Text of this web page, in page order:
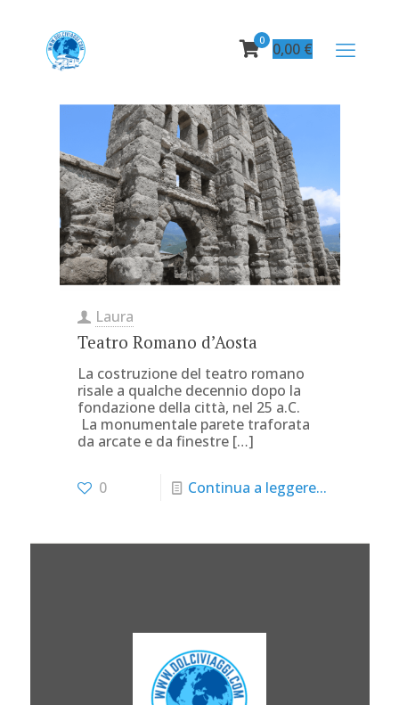
0 0,00 €
Laura
Teatro Romano d’Aosta
La costruzione del teatro romano
risale a qualche decennio dopo la
fondazione della città, nel 25 a.C.
La monumentale parete traforata
da arcate e da finestre[…]
0 Continua a leggere...